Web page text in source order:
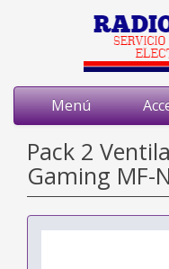
Menú
Pack 2
Gaming MF-